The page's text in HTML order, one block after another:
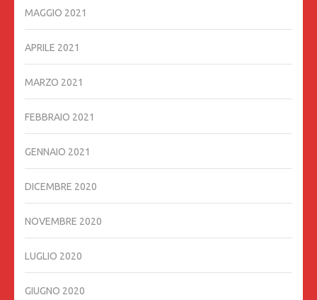
MAGGIO 2021
APRILE 2021
MARZO 2021
FEBBRAIO 2021
GENNAIO 2021
DICEMBRE 2020
NOVEMBRE 2020
LUGLIO 2020
GIUGNO 2020